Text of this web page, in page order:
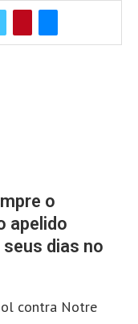
o
apelido
seus dias no
contra Notre